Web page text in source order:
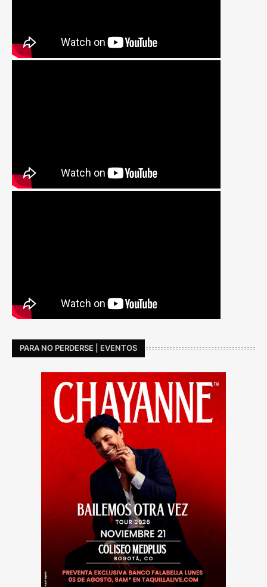
PARA NO PERDERSE | EVENTOS